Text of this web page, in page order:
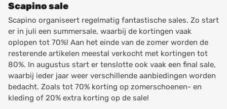
Scapino sale
Scapino organiseert regelmatig fantastische sales. Zo start
er in juli een summersale, waarbij de kortingen vaak
oplopen tot 70%! Aan het einde van de zomer worden de
resterende artikelen meestal verkocht met kortingen tot
80%. In augustus start er tenslotte ook vaak een final sale,
waarbij ieder jaar weer verschillende aanbiedingen worden
bedacht. Zoals tot 70% korting op zomerschoenen- en
kleding of 20% extra korting op de sale!